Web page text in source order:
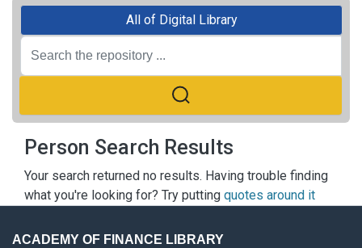
All of Digital Library
Person Search Results
Your search returned no results. Having trouble finding
what you're looking for? Try putting quotes around it
ACADEMY OF FINANCE LIBRARY